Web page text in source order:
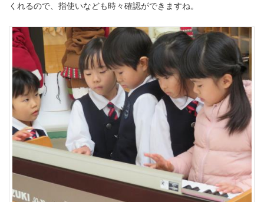
くれるので、指使いなども時々確認ができますね。